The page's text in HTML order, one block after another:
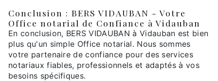
Conclusion : BERS VIDAUBAN - Votre
Office notarial de Confiance à Vidauban
En conclusion, BERS VIDAUBAN à Vidauban est bien
plus qu'un simple Office notarial. Nous sommes
votre partenaire de confiance pour des services
notariaux fiables, professionnels et adaptés à vos
besoins spécifiques.